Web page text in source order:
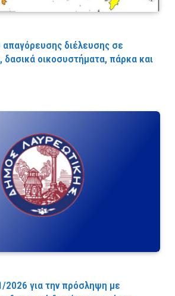
διέλευσης σε
δασικά οικοσυστήματα, πάρκα και
2026 για την πρόσληψη με